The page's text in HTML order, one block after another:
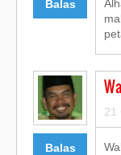
Balas
Balas
21